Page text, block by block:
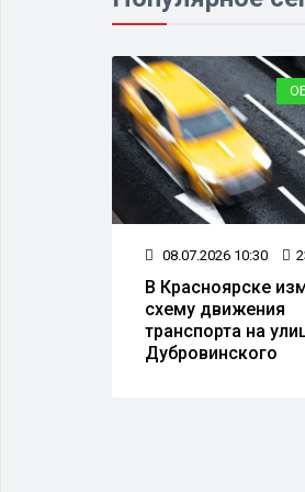
08.07.2026 10:30
В Красноярске
схему движения
транспорта на
Дубровинского